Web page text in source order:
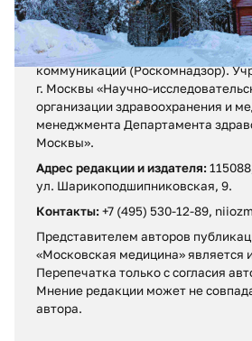
от 13 декабря 2017 г.
Выдано Федеральной службой по
связи, информационных
коммуникаций (Роскомнадзор).
г. Москвы «Научно-
организации здравоохранения и
менеджмента Департамента
Москвы».
Адрес редакции и издателя:
ул. Шарикоподшипниковская, 9.
Контакты: +7 (495) 530-12-89,
Представителем авторов
«Московская медицина» является
Перепечатка только с согласия
Мнение редакции может не
автора.